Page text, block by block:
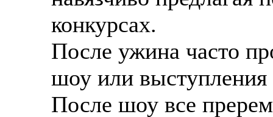
конкурсах.
После ужина часто
шоу или выступления
После шоу все